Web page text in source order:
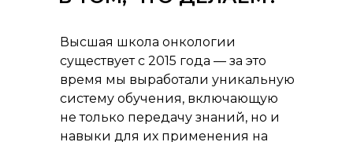
Высшая школа онкологии
существует с 2015 года — за это
время мы выработали уникальную
систему обучения, включающую
не только передачу знаний, но и
навыки для их применения на